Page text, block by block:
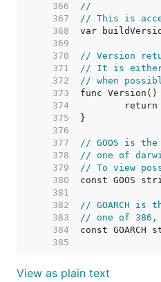
   366
//
   367
// This is
   368
   369
   370
// Version
   371
// It is either
   372
// when
   373
   374
   375
   376
   377
// GOOS is
   378
// one of
   379
// To view
   380
   381
   382
// GOARCH is
   383
// one of 386,
   384
   385
View as plain text